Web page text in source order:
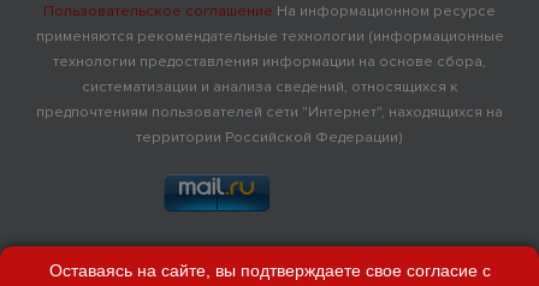
Пользовательское соглашение На информационном ресурсе
применяются рекомендательные технологии (информационные
технологии предоставления информации на основе сбора,
систематизации и анализа сведений, относящихся к
предпочтениям пользователей сети "Интернет", находящихся на
территории Российской Федерации)
Оставаясь на сайте, вы подтверждаете свое согласие с